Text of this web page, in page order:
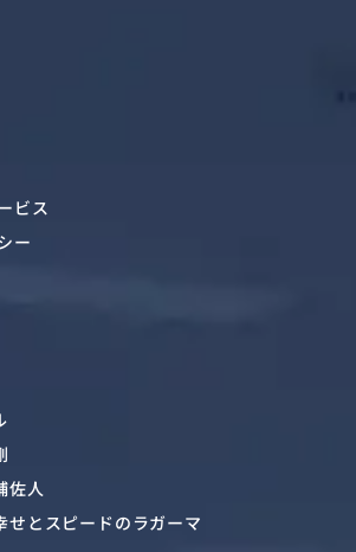
ビス
ー
佐人
せとスピードのラガーマ